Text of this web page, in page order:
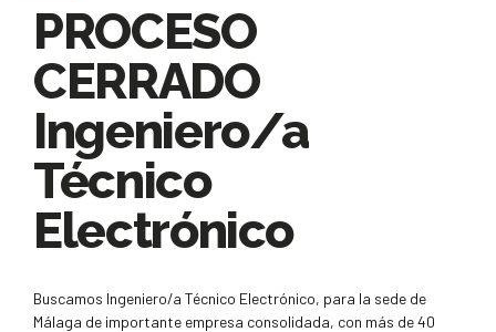
PROCESO
CERRADO
Ingeniero/a
Técnico
Electrónico
Buscamos Ingeniero/a Técnico Electrónico, para la sede de
Málaga de importante empresa consolidada, con más de 40